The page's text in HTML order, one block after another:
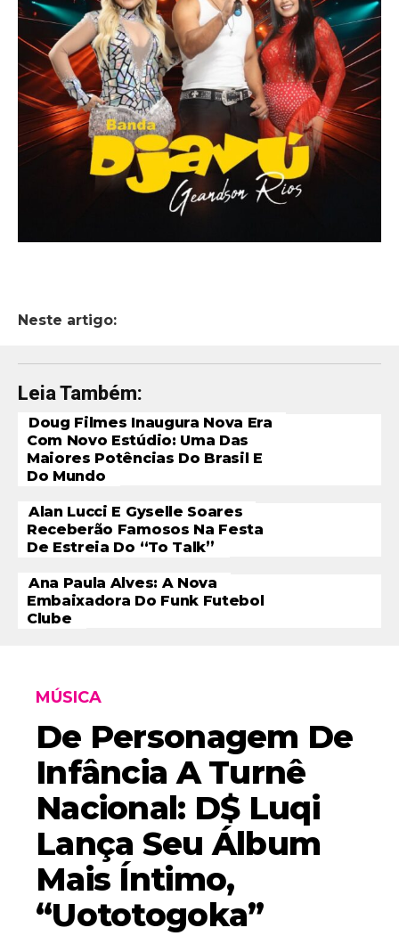
Neste artigo:
Leia Também:
Doug Filmes Inaugura Nova Era
Com Novo Estúdio: Uma Das
Maiores Potências Do Brasil E
Do Mundo
Alan Lucci E Gyselle Soares
Receberão Famosos Na Festa
De Estreia Do “To Talk”
Ana Paula Alves: A Nova
Embaixadora Do Funk Futebol
Clube
MÚSICA
De Personagem De
Infância A Turnê
Nacional: D$ Luqi
Lança Seu Álbum
Mais Íntimo,
“Uototogoka”